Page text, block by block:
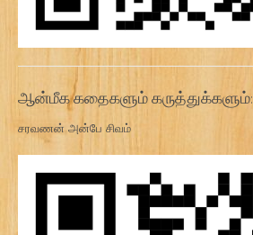
ஆன்மீக கதைகளும் கருத்துக்களும்:
சரவணன் அன்பே சிவம்